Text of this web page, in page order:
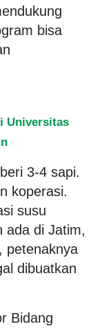
bisa
Universitas
3-4 sapi.
koperasi.
susu
ada di Jatim,
petenaknya
dibuatkan
Bidang